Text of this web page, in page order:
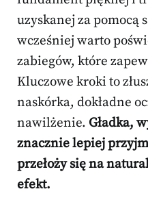
uzyskanej za pomocą
wcześniej warto
zabiegów, które
Kluczowe kroki to
naskórka, dokładne
nawilżenie. Gładka,
znacznie lepiej
przełoży się na
efekt.